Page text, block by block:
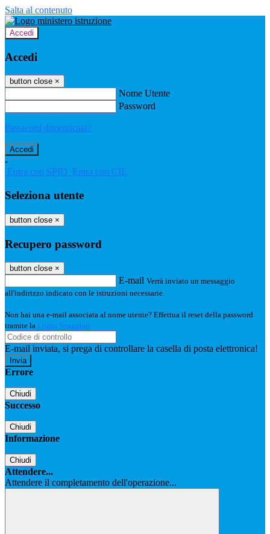
Salta al contenuto
Accedi
Accedi
button close ×
Nome Utente
Password
Password dimenticata?
-
Entra con SPID Entra con CIE
Seleziona utente
button close ×
Recupero password
button close ×
E-mail Verrà inviato un messaggio
all'indirizzo indicato con le istruzioni necessarie.
Non hai una e-mail associata al nome utente? Effettua il reset della password
tramite la Login Spaggiari
E-mail inviata, si prega di controllare la casella di posta elettronica!
Errore
Chiudi
Successo
Chiudi
Informazione
Chiudi
Attendere...
Attendere il completamento dell'operazione...